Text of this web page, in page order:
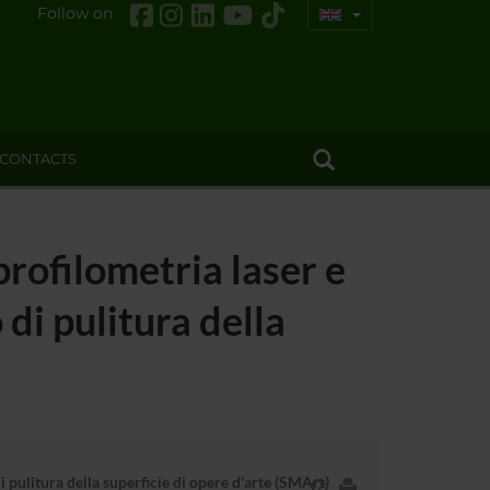
Follow on
CONTACTS
laser e
pulitura della
della superficie di opere d'arte (SMArt)